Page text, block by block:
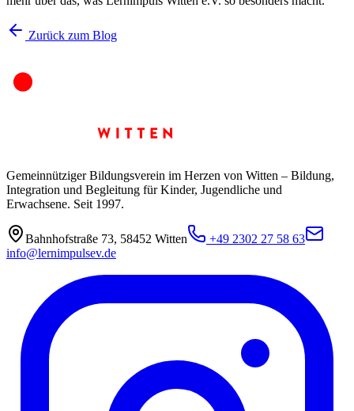
Zurück zum Blog
Gemeinnütziger Bildungsverein im Herzen von Witten – Bildung,
Integration und Begleitung für Kinder, Jugendliche und
Erwachsene. Seit 1997.
Bahnhofstraße 73, 58452 Witten
+49 2302 27 58 63
info@lernimpulsev.de